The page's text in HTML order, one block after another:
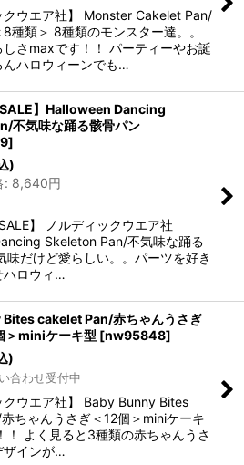
クウエア社】 Monster Cakelet Pan/
種類＞ 8種類のモンスター達。。
しさmaxです！！ パーティーやお誕
んハロウィーンでも…
SALE】Halloween Dancing
不気味な踊る骸骨パン
]
)
: 8,640円
】 ノルディックウエア社
Skeleton Pan/不気味な踊る
味だけど愛らしい。。パーツを好き
ハロウィ…
cakelet Pan/赤ちゃんうさぎ
＞miniケーキ型 [nw95848]
)
合わせ受付中
クウエア社】 Baby Bunny Bites
ちゃんうさぎ＜12個＞miniケーキ
！ よく見ると3種類の赤ちゃんうさ
ザインが…